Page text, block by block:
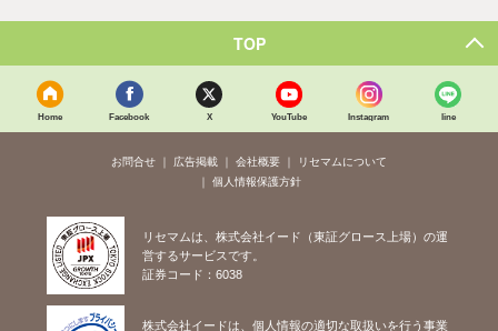
TOP
Home Facebook X YouTube Instagram line
お問合せ 広告掲載 会社概要
リセマムについて
個人情報保護方針
リセマムは、株式会社イード（東証グロース上場）の運
営するサービスです。
証券コード：6038
株式会社イードは、個人情報の適切な取扱いを行う事業